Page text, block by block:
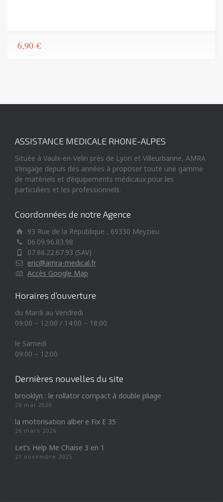
6,90 €
ASSISTANCE MEDICALE RHONE-ALPES
Située à Vaulx-en-Velin près de Lyon et Villeurbanne, AMRA
s’engage depuis des années à proposer toute une gamme
de matériels et d’équipements médicaux pour les
particuliers et les professionnels.
Coordonnées de notre Agence
93 Rue de la République , 69330 Meyzieu
06.09.96.83.98
07.86.22.67.93 (SAV)
eric@amra-medical.fr
Accès Google Map
Horaires d’ouverture
du Mardi au Vendredi
09:00 – 12:00 / 14:00 – 18:00
le Samedi
09:00 – 12:00
Dernières nouvelles du site
brooklyn : le rollator compact à double pliage
26 mai 2026
la motorisation alber e Fix E 35
26 mars 2026
Let’s Help Me Chaise 3 en 1
21 novembre 2025